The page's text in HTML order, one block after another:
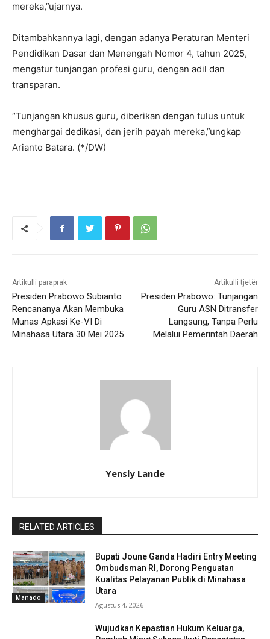
mereka,”ujarnya.
Ditambahkannya lagi, dengan adanya Peraturan Menteri
Pendidikan Dasar dan Menengah Nomor 4, tahun 2025,
mengatur tunjangan profesi guru, dengan adil dan
transparan.
“Tunjangan khusus guru, diberikan dengan tulus untuk
menghargai dedikasi, dan jerih payah mereka,”ungkap
Arianto Batara. (*/DW)
Artikulli paraprak
Presiden Prabowo Subianto
Rencananya Akan Membuka
Munas Apkasi Ke-VI Di
Minahasa Utara 30 Mei 2025
Artikulli tjetër
Presiden Prabowo: Tunjangan
Guru ASN Ditransfer
Langsung, Tanpa Perlu
Melalui Pemerintah Daerah
Yensly Lande
RELATED ARTICLES
Manado
Bupati Joune Ganda Hadiri Entry Meeting
Ombudsman RI, Dorong Penguatan
Kualitas Pelayanan Publik di Minahasa
Utara
Agustus 4, 2026
Wujudkan Kepastian Hukum Keluarga,